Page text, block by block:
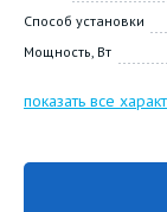
Способ установки
Мощность, Вт
показать все